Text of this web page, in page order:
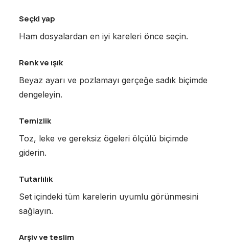
Seçki yap
Ham dosyalardan en iyi kareleri önce seçin.
Renk ve ışık
Beyaz ayarı ve pozlamayı gerçeğe sadık biçimde
dengeleyin.
Temizlik
Toz, leke ve gereksiz ögeleri ölçülü biçimde
giderin.
Tutarlılık
Set içindeki tüm karelerin uyumlu görünmesini
sağlayın.
Arşiv ve teslim